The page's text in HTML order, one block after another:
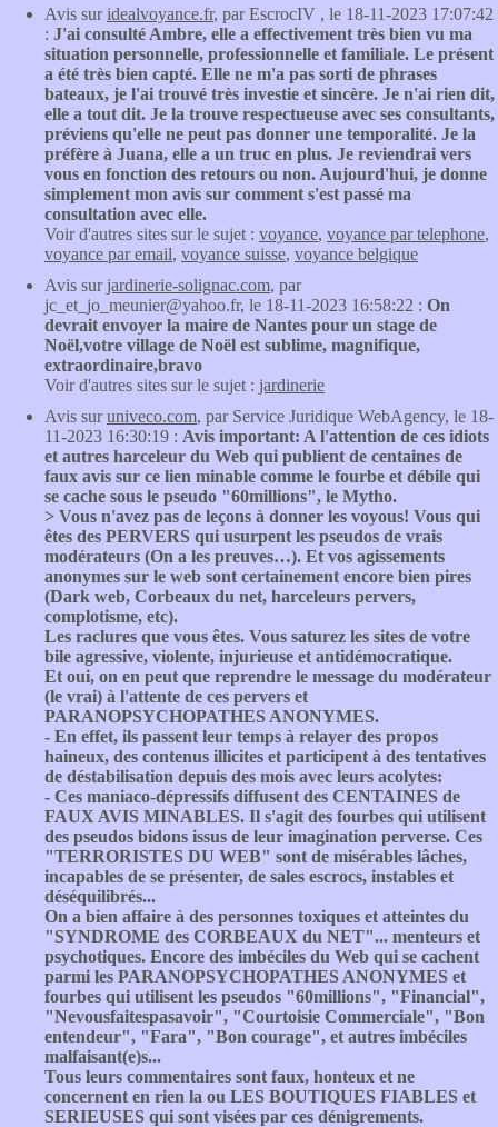
Avis suridealvoyance.fr, par EscrocIV , le 18-11-2023 17:07:42
: J'ai consulté Ambre, elle a effectivement très bien vu ma
situation personnelle, professionnelle et familiale. Le présent
a été très bien capté. Elle ne m'a pas sorti de phrases
bateaux, je l'ai trouvé très investie et sincère. Je n'ai rien dit,
elle a tout dit. Je la trouve respectueuse avec ses consultants,
préviens qu'elle ne peut pas donner une temporalité. Je la
préfère à Juana, elle a un truc en plus. Je reviendrai vers
vous en fonction des retours ou non. Aujourd'hui, je donne
simplement mon avis sur comment s'est passé ma
consultation avec elle.
Voir d'autres sites sur le sujet : voyance, voyance par telephone,
voyance par email, voyance suisse, voyance belgique
Avis surjardinerie-solignac.com, par
jc_et_jo_meunier@yahoo.fr, le 18-11-2023 16:58:22 : On
devrait envoyer la maire de Nantes pour un stage de
Noël,votre village de Noël est sublime, magnifique,
extraordinaire,bravo
Voir d'autres sites sur le sujet : jardinerie
Avis suruniveco.com, par Service Juridique WebAgency, le 18-
11-2023 16:30:19 : Avis important: A l'attention de ces idiots
et autres harceleur du Web qui publient de centaines de
faux avis sur ce lien minable comme le fourbe et débile qui
se cache sous le pseudo "60millions", le Mytho.
> Vous n'avez pas de leçons à donner les voyous! Vous qui
êtes des PERVERS qui usurpent les pseudos de vrais
modérateurs (On a les preuves…). Et vos agissements
anonymes sur le web sont certainement encore bien pires
(Dark web, Corbeaux du net, harceleurs pervers,
complotisme, etc).
Les raclures que vous êtes. Vous saturez les sites de votre
bile agressive, violente, injurieuse et antidémocratique.
Et oui, on en peut que reprendre le message du modérateur
(le vrai) à l'attente de ces pervers et
PARANOPSYCHOPATHES ANONYMES.
- En effet, ils passent leur temps à relayer des propos
haineux, des contenus illicites et participent à des tentatives
de déstabilisation depuis des mois avec leurs acolytes:
- Ces maniaco-dépressifs diffusent des CENTAINES de
FAUX AVIS MINABLES. Il s'agit des fourbes qui utilisent
des pseudos bidons issus de leur imagination perverse. Ces
"TERRORISTES DU WEB" sont de misérables lâches,
incapables de se présenter, de sales escrocs, instables et
déséquilibrés...
On a bien affaire à des personnes toxiques et atteintes du
"SYNDROME des CORBEAUX du NET"... menteurs et
psychotiques. Encore des imbéciles du Web qui se cachent
parmi les PARANOPSYCHOPATHES ANONYMES et
fourbes qui utilisent les pseudos "60millions", "Financial",
"Nevousfaitespasavoir", "Courtoisie Commerciale", "Bon
entendeur", "Fara", "Bon courage", et autres imbéciles
malfaisant(e)s...
Tous leurs commentaires sont faux, honteux et ne
concernent en rien la ou LES BOUTIQUES FIABLES et
SERIEUSES qui sont visées par ces dénigrements.